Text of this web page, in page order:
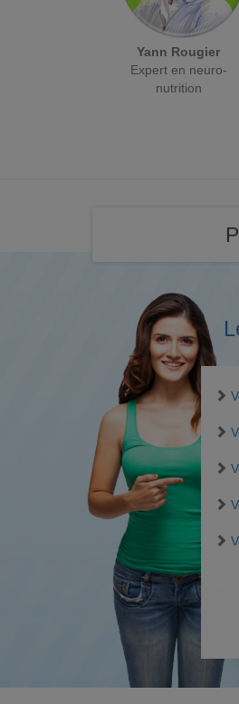
Yann Rougier
Expert en neuro-
nutrition